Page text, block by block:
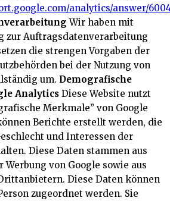
analytics/answer/
Wir haben mit
zur Auftragsdatenverarbeitung
die strengen Vorgaben der
bei der Nutzung von
um. Demografische
Analytics Diese Website nutzt
Merkmale” von Google
Berichte erstellt werden, die
und Interessen der
Diese Daten stammen aus
von Google sowie aus
Diese Daten können
zugeordnet werden. Sie